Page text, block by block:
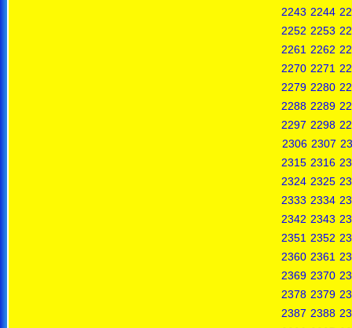
2243 2244
2252 2253
2261 2262
2270 2271
2279 2280
2288 2289
2297 2298
2306 2307
2315 2316
2324 2325
2333 2334
2342 2343
2351 2352
2360 2361
2369 2370
2378 2379
2387 2388